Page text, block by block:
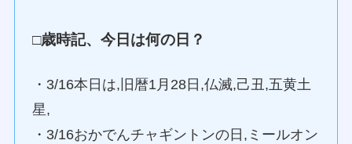
□歳時記、今日は何の日？
・3/16本日は,旧暦1月28日,仏滅,己丑,五黄土
星,
・3/16おかでんチャギントンの日,ミールオン